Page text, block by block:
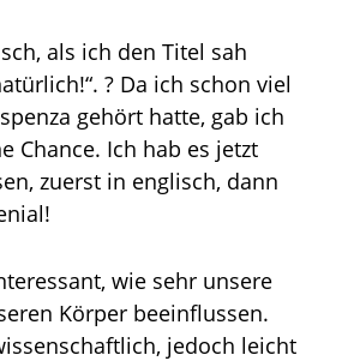
als ich den Titel sah
? Da ich schon viel
gehört hatte, gab ich
Chance. Ich hab es jetzt
zuerst in englisch, dann
wie sehr unsere
Körper beeinflussen.
jedoch leicht